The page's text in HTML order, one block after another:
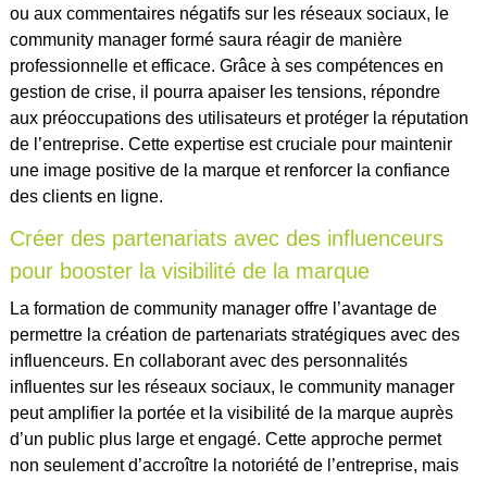
ou aux commentaires négatifs sur les réseaux sociaux, le
community manager formé saura réagir de manière
professionnelle et efficace. Grâce à ses compétences en
gestion de crise, il pourra apaiser les tensions, répondre
aux préoccupations des utilisateurs et protéger la réputation
de l’entreprise. Cette expertise est cruciale pour maintenir
une image positive de la marque et renforcer la confiance
des clients en ligne.
Créer des partenariats avec des influenceurs
pour booster la visibilité de la marque
La formation de community manager offre l’avantage de
permettre la création de partenariats stratégiques avec des
influenceurs. En collaborant avec des personnalités
influentes sur les réseaux sociaux, le community manager
peut amplifier la portée et la visibilité de la marque auprès
d’un public plus large et engagé. Cette approche permet
non seulement d’accroître la notoriété de l’entreprise, mais